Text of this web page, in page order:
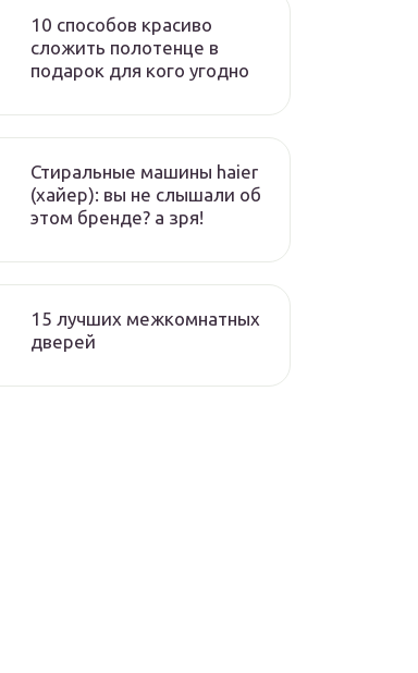
10 способов красиво
сложить полотенце в
подарок для кого угодно
Стиральные машины haier
(хайер): вы не слышали об
этом бренде? а зря!
15 лучших межкомнатных
дверей